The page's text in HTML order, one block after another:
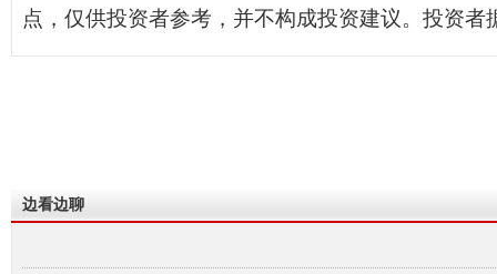
点，仅供投资者参考，并不构成投资建议。投资者
边看边聊